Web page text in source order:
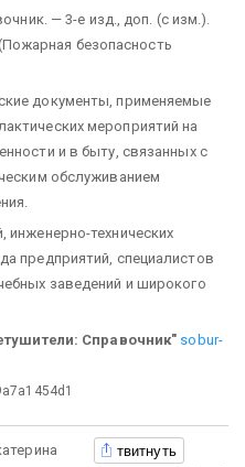
— 3-е изд., доп. (с изм.).
безопасность
документы, применяемые
мероприятий на
и в быту, связанных с
обслуживанием
инженерно-технических
предприятий, специалистов
заведений и широкого
Справочник" sobur-
твитнуть